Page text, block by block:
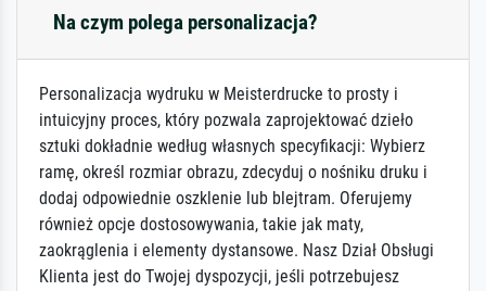
Na czym polega personalizacja?
Personalizacja wydruku w Meisterdrucke to prosty i
intuicyjny proces, który pozwala zaprojektować dzieło
sztuki dokładnie według własnych specyfikacji: Wybierz
ramę, określ rozmiar obrazu, zdecyduj o nośniku druku i
dodaj odpowiednie oszklenie lub blejtram. Oferujemy
również opcje dostosowywania, takie jak maty,
zaokrąglenia i elementy dystansowe. Nasz Dział Obsługi
Klienta jest do Twojej dyspozycji, jeśli potrzebujesz